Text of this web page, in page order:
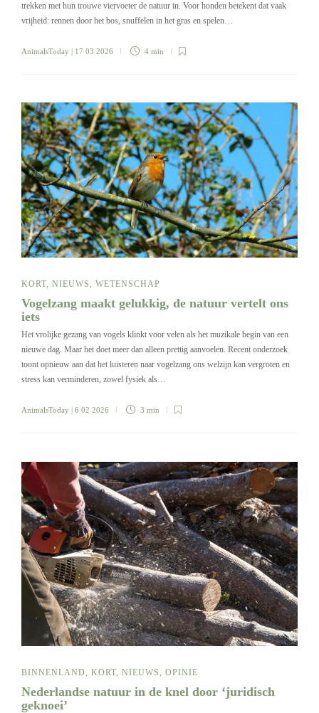
trekken met hun trouwe viervoeter de natuur in. Voor honden betekent dat vaak
vrijheid: rennen door het bos, snuffelen in het gras en spelen…
AnimalsToday | 17 03 2026 4 min
KORT, NIEUWS, WETENSCHAP
Vogelzang maakt gelukkig, de natuur vertelt ons
iets
Het vrolijke gezang van vogels klinkt voor velen als het muzikale begin van een
nieuwe dag. Maar het doet meer dan alleen prettig aanvoelen. Recent onderzoek
toont opnieuw aan dat het luisteren naar vogelzang ons welzijn kan vergroten en
stress kan verminderen, zowel fysiek als…
AnimalsToday | 6 02 2026 3 min
BINNENLAND KORT NIEUWS OPINIE
Nederlandse natuur in de knel door ‘juridisch
geknoei’